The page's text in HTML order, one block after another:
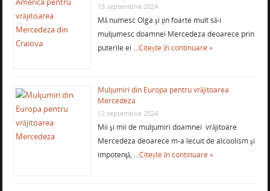
13 septembrie 2024
Mă numesc Olga şi ţin foarte mult să-i
mulţumesc doamnei Mercedeza deoarece prin
puterile ei …Citește în continuare »
Mulţumiri din Europa pentru vrăjitoarea
Mercedeza
12 septembrie 2024
Mii şi mii de mulţumiri doamnei vrăjitoare
Mercedeza deoarece m-a lecuit de alcoolism şi
impotenţă, …Citește în continuare »